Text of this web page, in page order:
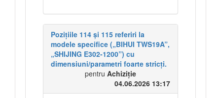
robustețe, stabilitate și siguranță
necesar în exploatare. Greutatea proprie
a produsului constituie un indicator
relevant pentru stabilitatea și rezistența
structurii, în special în cazul utilizării
repetate în condiții de șantier și
Pozițiile 114 și 115 referiri la
modele specifice („BIHUI TWS19A”,
„SHIJING E302-1200”) cu
dimensiuni/parametri foarte stricți.
pentru Achiziție
04.06.2026 13:17